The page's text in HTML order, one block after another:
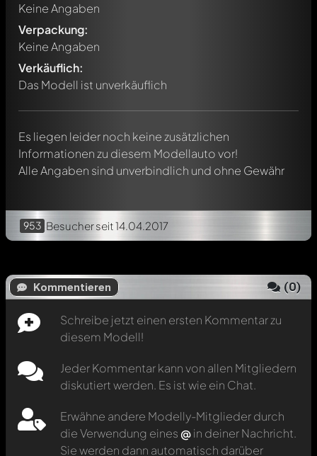
Keine Angaben
Verpackung:
Keine Angaben
Verkäuflich:
Das Modell ist unverkäuflich
Es liegen leider noch keine zusätzlichen
Informationen zu diesem Modellauto vor!
Alle Angaben sind unverbindlich und ohne Gewähr
953 Besucherseit 14.04.2017
Kommentieren (0)
Schreibe jetzt einen ersten Kommentar zu
diesem Modell!
Jeder Kommentar kann von allen Mitgliedern
diskutiert werden. Es ist wie ein Chat.
Erwähne andere Modelly-Mitglieder durch
die Verwendung eines @in deiner Nachricht.
Sie werden dann automatisch darüber
Schreibe jetzt einen ersten Kommentar zu diesem Modell!
Jeder Kommentar kann von allen Mitgliedern diskutiert
werden. Es ist wie ein Chat.
Erwähne andere Modelly-Mitglieder durch die
automatisch darüber informiert.